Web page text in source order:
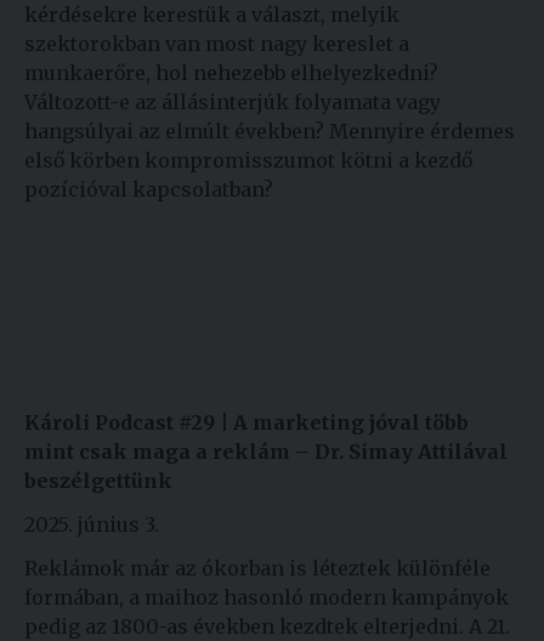
kérdésekre kerestük a választ, melyik
szektorokban van most nagy kereslet a
munkaerőre, hol nehezebb elhelyezkedni?
Változott-e az állásinterjúk folyamata vagy
hangsúlyai az elmúlt években? Mennyire érdemes
első körben kompromisszumot kötni a kezdő
pozícióval kapcsolatban?
Károli Podcast #29 |
A marketing jóval több
mint csak maga a reklám – Dr. Simay Attilával
beszélgettünk
2025. június 3.
Reklámok már az ókorban is léteztek különféle
formában, a maihoz hasonló modern kampányok
pedig az 1800-as években kezdtek elterjedni. A 21.